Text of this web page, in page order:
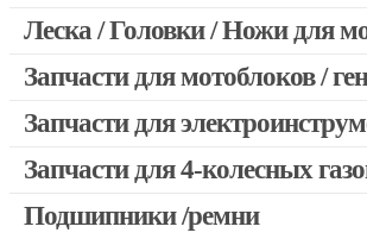
Запчасти для Китайских триммеров
Запчасти для мотокос Stihl /
Леска / Головки / Ножи для
Запчасти для мотоблоков /
Запчасти для
Двигатели, редукторы для
Выключатели, переключатели
Запчасти для 4-колесных
Подшипники /ремни